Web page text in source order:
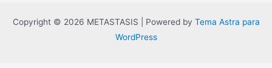
memes»
Copyright © 2026 METASTASIS | Powered by Tema Astra para
WordPress